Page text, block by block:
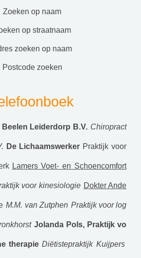
zoeken op naam
op straatnaam
zoeken op naam
postcode zoeken
Leiderdorp B.V. Chiropract
De Lichaamswerker Praktijk voor
Lamers Voet- en Schoencomfort
voor kinesiologie Dokter Ande
M.M. van Zutphen Praktijk voor log
Jolanda Pols, Praktijk vo
therapie Diëtistepraktijk Kuijpers